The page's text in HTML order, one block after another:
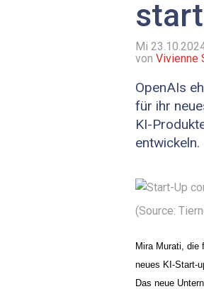
Mi
von Vivienne
OpenAIs
für ihr
KI-
entwickeln.
(Source:
Mira Murati, die
neues KI-Start-
Das neue